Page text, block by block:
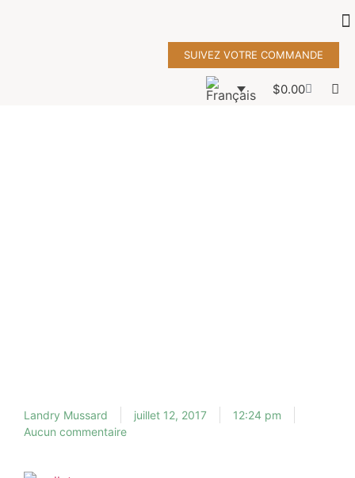
SUIVEZ VOTRE COMMANDE
$0.00
Landry Mussard juillet 12, 2017
12:24 pm
Aucun commentaire